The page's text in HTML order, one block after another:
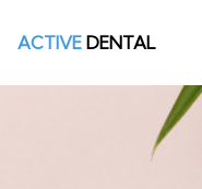
ACTIVE DENTAL